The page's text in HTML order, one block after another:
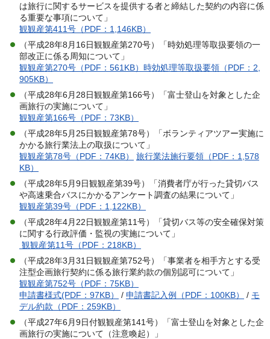
は旅行に関するサービスを提供する者と締結した契約の内容に係
る重要な事項について」
観観産第411号（PDF：1,146KB）
（平成28年8月16日観観産第270号）「時効処理等取扱要領の一
部改正に係る周知について」
観観産第270号（PDF：561KB） 時効処理等取扱要領（PDF：2,
905KB）
（平成28年6月28日観観産第166号）「富士登山を対象とした企
画旅行の実施について」
観観産第166号（PDF：73KB）
（平成28年5月25日観観産第78号）「ボランティアツアー実施に
かかる旅行業法上の取扱について」
観観産第78号（PDF：74KB）
旅行業法施行要領（PDF：1,578
KB）
（平成28年5月9日観観産第39号）「消費者庁が行った貸切バス
や高速乗合バスにかかるアンケート調査の結果について」
観観産第39号（PDF：1,122KB）
（平成28年4月22日観観産第11号）「貸切バス等の安全確保対策
に関する行政評価・監視の実施について」
観観産第11号（PDF：218KB）
（平成28年3月31日観観産第752号）「事業者を相手方とする受
注型企画旅行契約に係る旅行業約款の個別認可について」
観観産第752号（PDF：75KB）
申請書様式(PDF：97KB）
/ 申請書記入例（PDF：100KB） / モ
デル約款（PDF：259KB）
（平成27年6月9日付観観産第141号）「富士登山を対象とした企
画旅行の実施について（注意喚起）」